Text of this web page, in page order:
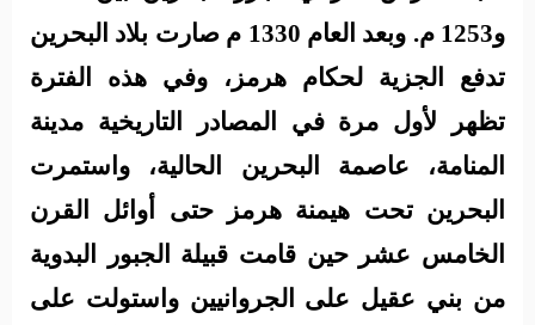
و1253 م. وبعد العام 1330 م صارت بلاد البحرين
تدفع الجزية لحكام هرمز، وفي هذه الفترة
تظهر لأول مرة في المصادر التاريخية مدينة
المنامة، عاصمة البحرين الحالية، واستمرت
البحرين تحت هيمنة هرمز حتى أوائل القرن
الخامس عشر حين قامت قبيلة الجبور البدوية
من بني عقيل على الجروانيين واستولت على